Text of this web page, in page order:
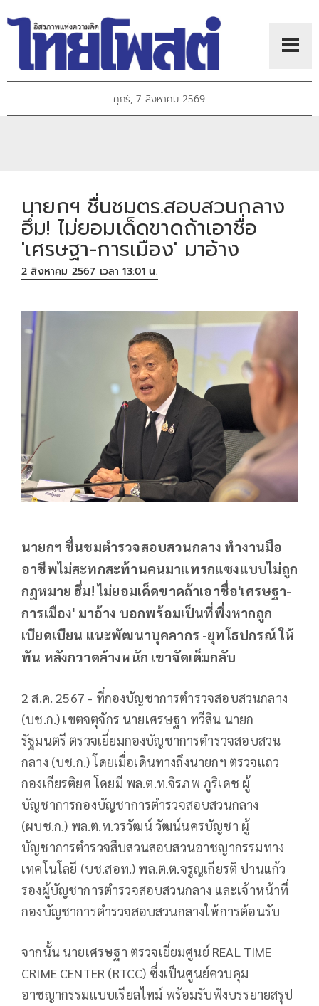
ศุกร์, 7 สิงหาคม 2569
นายกฯ ชื่นชมตร.สอบสวนกลาง
ฮึ่ม! ไม่ยอมเด็ดขาดถ้าเอาชื่อ
'เศรษฐา-การเมือง' มาอ้าง
2 สิงหาคม 2567 เวลา 13:01 น.
นายกฯ ชื่นชมตำรวจสอบสวนกลาง ทำงานมือ
อาชีพไม่สะทกสะท้านคนมาแทรกแซงแบบไม่ถูก
กฎหมาย ฮึ่ม! ไม่ยอมเด็ดขาดถ้าเอาชื่อ'เศรษฐา-
การเมือง' มาอ้าง บอกพร้อมเป็นที่พึ่งหากถูก
เบียดเบียน แนะพัฒนาบุคลากร -ยุทโธปกรณ์ ให้
ทัน หลังกวาดล้างหนัก เขาจัดเต็มกลับ
2 ส.ค. 2567 - ที่กองบัญชาการตำรวจสอบสวนกลาง
(บช.ก.) เขตจตุจักร นายเศรษฐา ทวีสิน นายก
รัฐมนตรี ตรวจเยี่ยมกองบัญชาการตำรวจสอบสวน
กลาง (บช.ก.) โดยเมื่อเดินทางถึงนายกฯ ตรวจแถว
กองเกียรติยศ โดยมี พล.ต.ท.จิรภพ ภูริเดช ผู้
บัญชาการกองบัญชาการตำรวจสอบสวนกลาง
(ผบช.ก.) พล.ต.ท.วรวัฒน์ วัฒน์นครบัญชา ผู้
บัญชาการตำรวจสืบสวนสอบสวนอาชญากรรมทาง
เทคโนโลยี (บช.สอท.) พล.ต.ต.จรูญเกียรติ ปานแก้ว
รองผู้บัญชาการตำรวจสอบสวนกลาง และเจ้าหน้าที่
กองบัญชาการตำรวจสอบสวนกลางให้การต้อนรับ
จากนั้น นายเศรษฐา ตรวจเยี่ยมศูนย์ REAL TIME
CRIME CENTER (RTCC) ซึ่งเป็นศูนย์ควบคุม
อาชญากรรมแบบเรียลไทม์ พร้อมรับฟังบรรยายสรุป